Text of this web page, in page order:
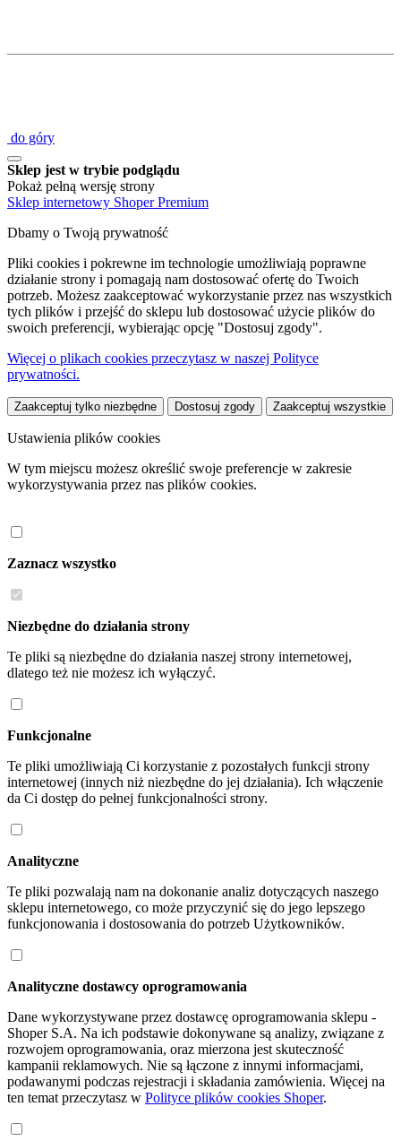
do góry
Sklep jest w trybie podglądu
Pokaż pełną wersję strony
Sklep internetowy Shoper Premium
Dbamy o Twoją prywatność
Pliki cookies i pokrewne im technologie umożliwiają poprawne
działanie strony i pomagają nam dostosować ofertę do Twoich
potrzeb. Możesz zaakceptować wykorzystanie przez nas wszystkich
tych plików i przejść do sklepu lub dostosować użycie plików do
swoich preferencji, wybierając opcję "Dostosuj zgody".
Więcej o plikach cookies przeczytasz w naszej Polityce
prywatności.
Zaakceptuj tylko niezbędne Dostosuj zgody Zaakceptuj wszystkie
Ustawienia plików cookies
W tym miejscu możesz określić swoje preferencje w zakresie
wykorzystywania przez nas plików cookies.
Zaznacz wszystko
Niezbędne do działania strony
Te pliki są niezbędne do działania naszej strony internetowej,
dlatego też nie możesz ich wyłączyć.
Funkcjonalne
Te pliki umożliwiają Ci korzystanie z pozostałych funkcji strony
internetowej (innych niż niezbędne do jej działania). Ich włączenie
da Ci dostęp do pełnej funkcjonalności strony.
Analityczne
Te pliki pozwalają nam na dokonanie analiz dotyczących naszego
sklepu internetowego, co może przyczynić się do jego lepszego
funkcjonowania i dostosowania do potrzeb Użytkowników.
Analityczne dostawcy oprogramowania
Dane wykorzystywane przez dostawcę oprogramowania sklepu -
Shoper S.A. Na ich podstawie dokonywane są analizy, związane z
rozwojem oprogramowania, oraz mierzona jest skuteczność
kampanii reklamowych. Nie są łączone z innymi informacjami,
podawanymi podczas rejestracji i składania zamówienia. Więcej na
ten temat przeczytasz w Polityce plików cookies Shoper.